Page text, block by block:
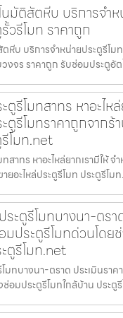
มัติสัตหีบ บริการจำ
วรีโมท ราคาถูก
บ บริการจำหน่ายประตูรีโมท
งจร ราคาถูก รับซ่อมประตูอั
ตูรีโมทสาทร หาอะไห
ตูรีโมทราคาถูกจากร้
โมท.net
สาทร หาอะไหล่ยากเรามีให้ จ
ยอะไหล่ประตูรีโมท ประตูรีโม
ะตูรีโมทบางนา-ตรา
ประตูรีโมทด่วนโดย
ตูรีโมท.net
มทบางนา-ตราด ประเมินรา
อมประตูรีโมทใกล้บ้าน ประตู